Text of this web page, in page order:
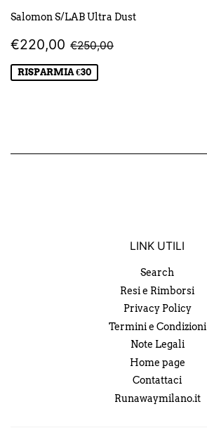
Salomon S/LAB Ultra Dust
PREZZO
SCONTATO
€220,00 €220,00
PREZZO DI LISTINO
€250,00
RISPARMIA €30
LINK UTILI
Search
Resi e Rimborsi
Privacy Policy
Termini e Condizioni
Note Legali
Home page
Contattaci
Runawaymilano.it